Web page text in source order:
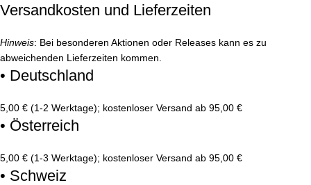
Versandkosten und Lieferzeiten
Hinweis: Bei besonderen Aktionen oder Releases kann es zu
abweichenden Lieferzeiten kommen.
• Deutschland
5,00 € (1-2 Werktage); kostenloser Versand ab 95,00 €
• Österreich
5,00 € (1-3 Werktage); kostenloser Versand ab 95,00 €
• Schweiz